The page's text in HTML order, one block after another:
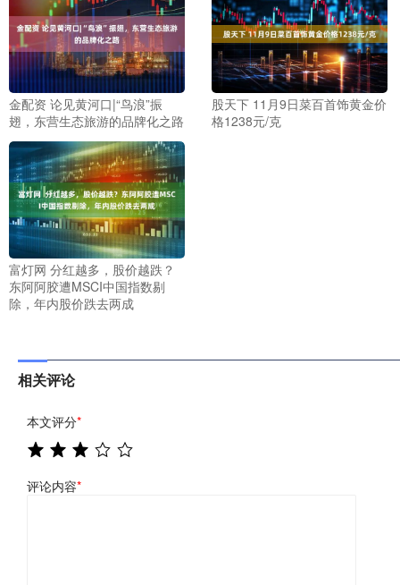
金配资 论见黄河口|“鸟浪”振
翅，东营生态旅游的品牌化之路
股天下 11月9日菜百首饰黄金价
格1238元/克
富灯网 分红越多，股价越跌？
东阿阿胶遭MSCI中国指数剔
除，年内股价跌去两成
相关评论
本文评分*
评论内容*